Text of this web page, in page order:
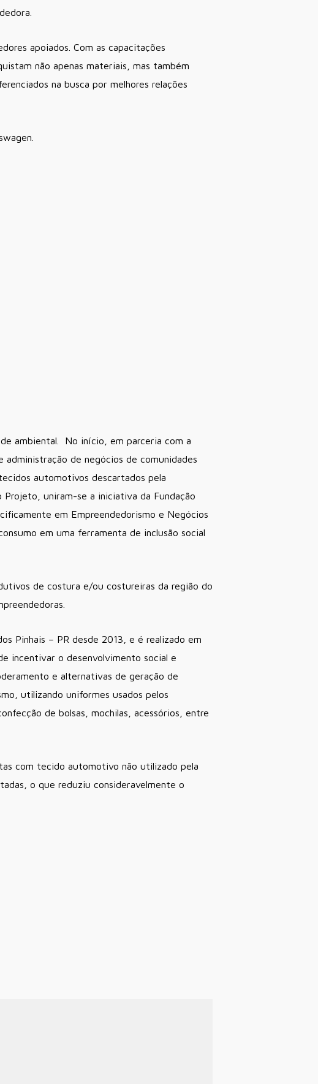
apoiados. Com as capacitações
não apenas materiais, mas também
na busca por melhores relações
ambiental. No início, em parceria com a
de negócios de comunidades
automotivos descartados pela
uniram-se a iniciativa da Fundação
em Empreendedorismo e Negócios
em uma ferramenta de inclusão social
de costura e/ou costureiras da região do
Pinhais – PR desde 2013, e é realizado em
incentivar o desenvolvimento social e
e alternativas de geração de
utilizando uniformes usados pelos
de bolsas, mochilas, acessórios, entre
com tecido automotivo não utilizado pela
o que reduziu consideravelmente o